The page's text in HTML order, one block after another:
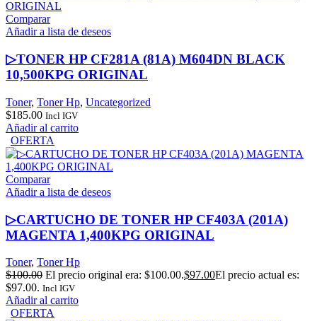
Comparar
Añadir a lista de deseos
▷TONER HP CF281A (81A) M604DN BLACK
10,500KPG ORIGINAL
Toner, Toner Hp, Uncategorized
$185.00 Incl IGV
Añadir al carrito
OFERTA
Comparar
Añadir a lista de deseos
▷CARTUCHO DE TONER HP CF403A (201A)
MAGENTA 1,400KPG ORIGINAL
Toner, Toner Hp
$100.00 El precio original era: $100.00.$97.00El precio actual es:
$97.00. Incl IGV
Añadir al carrito
OFERTA